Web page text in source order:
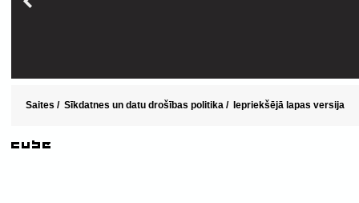
Saites / Sīkdatnes un datu drošības politika / Iepriekšējā lapas versija